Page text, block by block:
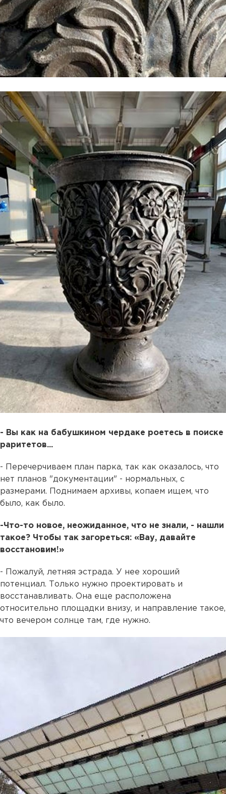
- Вы как на бабушкином чердаке роетесь в поиске
раритетов...
- Перечерчиваем план парка, так как оказалось, что
нет планов "документации" - нормальных, с
размерами. Поднимаем архивы, копаем ищем, что
было, как было.
-Что-то новое, неожиданное, что не знали, - нашли
такое? Чтобы так загореться: «Вау, давайте
восстановим!»
- Пожалуй, летняя эстрада. У нее хороший
потенциал. Только нужно проектировать и
восстанавливать. Она еще расположена
относительно площадки внизу, и направление такое,
что вечером солнце там, где нужно.